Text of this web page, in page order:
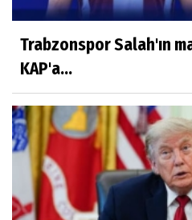
NEDEN
VİCDANLARIMIZ
Mustafa Şahin
DEĞERLERİMİZ
Trabzonspor Salah'ın
KAP'a...